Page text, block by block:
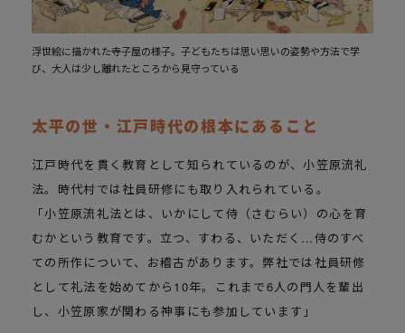
浮世絵に描かれた寺子屋の様子。子どもたちは思い思いの姿勢や方法で学
び、大人は少し離れたところから見守っている
太平の世・江戸時代の根本にあること
江戸時代を貫く教育として知られているのが、小笠原流礼
法。時代村では社員研修にも取り入れられている。
「小笠原流礼法とは、いかにして侍（さむらい）の心を育
むかという教育です。立つ、すわる、いただく…侍のすべ
ての所作について、お稽古があります。弊社では社員研修
として礼法を始めてから10年。これまで6人の門人を輩出
し、小笠原家が関わる神事にも参加しています」